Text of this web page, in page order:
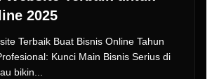
2025
Terbaik Buat Bisnis Online Tahun
Kunci Main Bisnis Serius di
bikin...